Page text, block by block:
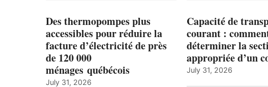
Des thermopompes plus
accessibles pour réduire la
facture d’électricité de près
de 120 000
ménages québécois
July 31, 2026
Capacité de
courant :
déterminer la
appropriée d’un
July 31, 2026